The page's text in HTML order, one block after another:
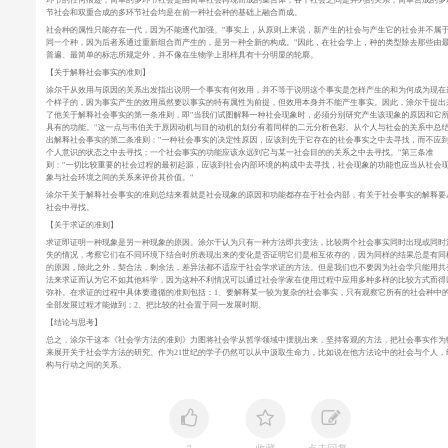
节社会和双重合成的多环节社会均是在前一种社会种的基础上融合而成。
社会种的属性只能存在一代，因为不能逐代加强。"事实上，从原则上来说，新产生的社会与产生它的社会并不属
同一个种，因为后者系通过重新组合而产生的，是另一种全新的构成。"因此，在社会学上，种的类型除去那些由
普遍、最简单的标志所规定外，并不像在生物学上那样具有十分明显的轮廓。
【关于解释社会事实的准则】
涂尔干从效用与原因的关系出发指出说明一个事实有何效用，并不等于说明这个事实是怎样产生的和为何成为现在
个样子的，因为事实产生的效用虽然要以事实的特有属性为前提，但效用本身并不能产生事实。因此，涂尔干提出
了他关于解释社会事实的第一条准则，即"当我们试图解释一种社会现象时，必须分别研究产生该现象的原因和它
具有的功能。"这一点与韦伯关于原因动机与目的动机的划分有着同样的二元分析色彩。从个人与社会的关系中总
出解释社会事实的第二条准则："一种社会事实的决定性原因，应该到先于它存在的社会事实之中去寻找，而不应到
个人意识的状态之中去寻找；一个社会事实的功能应该永远到它与某一社会目的的关系之中去寻找。"第三条准
则："一切比较重要的社会过程的最初起源，应该到社会内部环境的构成中去寻找，社会现象的功能也应当从社会
象与社会环境之间的关系来评价其价值。"
涂尔干关于解释社会事实的准则总结来看就是社会现象的原因和功能都存在于社会内部，有关于社会事实的解释要
社会中寻找。
【关于求证的准则】
求证即证明一种现象是另一种现象的原因。涂尔干认为只有一种方法即共变法，比较两个社会事实同时出现或同时
失的情况，考察它们在不同环境下结合时所表现出来的变化是否证明它们是相互依存的，因为同样的结果总是有同
的原因，除此之外，契合法，剩余法，差异法都不适应于社会学求证的方法。但是我们也不要因为社会学只能用共
法来求证而认为它不如其他科学，因为这种不利情况可以通过社会学家在使用过程中应用多种多样的比较方式而得
弥补。在求证的过程中具体要遵循的准则包括：1、要解释某一较为复杂的社会事实，只有观察它所有的社会种中
全部发展过程才能做到；2、把比较的社会置于同一发展时期。
【结论与思考】
总之，涂尔干这本《社会学方法的准则》力图将社会学从哲学领域中摆脱出来，坚持客观的方法，把社会事实作为
来展开关于社会学方法的研究。作为21世纪的学子仍然可以从中汲取生命力，比如说在他方法论中的社会与个人，
构与行动之间的关系。